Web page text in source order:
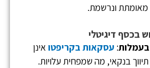
ונרשמת.
בכסף דיגיטלי
בעמלות: עסקאות בקריפטו אינן
בנקאי, מה שמפחית עלויות.